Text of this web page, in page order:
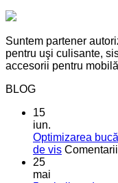
Suntem partener
pentru uşi culisante,
accesorii pentru
BLOG
15
iun.
Optimizarea
de vis
25
mai